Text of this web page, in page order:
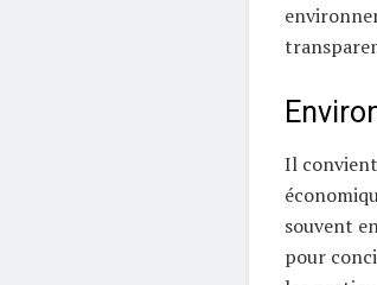
Il
souvent
pour